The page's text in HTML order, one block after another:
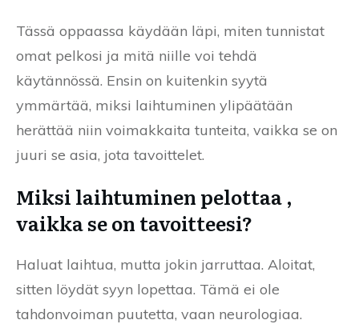
Tässä oppaassa käydään läpi, miten tunnistat
omat pelkosi ja mitä niille voi tehdä
käytännössä. Ensin on kuitenkin syytä
ymmärtää, miksi laihtuminen ylipäätään
herättää niin voimakkaita tunteita, vaikka se on
juuri se asia, jota tavoittelet.
Miksi laihtuminen pelottaa ,
vaikka se on tavoitteesi?
Haluat laihtua, mutta jokin jarruttaa. Aloitat,
sitten löydät syyn lopettaa. Tämä ei ole
tahdonvoiman puutetta, vaan neurologiaa.